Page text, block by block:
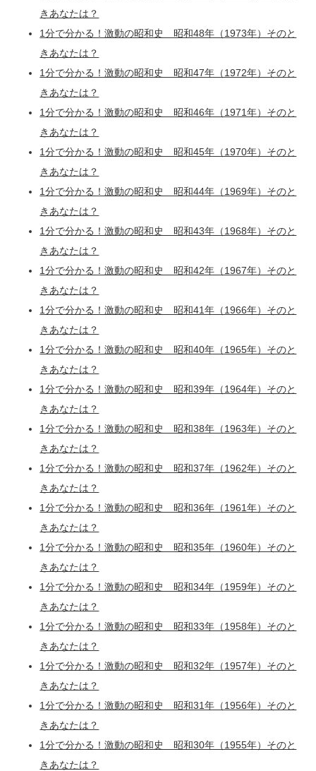
きあなたは？
1分で分かる！激動の昭和史 昭和48年（1973年）そのと
きあなたは？
1分で分かる！激動の昭和史 昭和47年（1972年）そのと
きあなたは？
1分で分かる！激動の昭和史 昭和46年（1971年）そのと
きあなたは？
1分で分かる！激動の昭和史 昭和45年（1970年）そのと
きあなたは？
1分で分かる！激動の昭和史 昭和44年（1969年）そのと
きあなたは？
1分で分かる！激動の昭和史 昭和43年（1968年）そのと
きあなたは？
1分で分かる！激動の昭和史 昭和42年（1967年）そのと
きあなたは？
1分で分かる！激動の昭和史 昭和41年（1966年）そのと
きあなたは？
1分で分かる！激動の昭和史 昭和40年（1965年）そのと
きあなたは？
1分で分かる！激動の昭和史 昭和39年（1964年）そのと
きあなたは？
1分で分かる！激動の昭和史 昭和38年（1963年）そのと
きあなたは？
1分で分かる！激動の昭和史 昭和37年（1962年）そのと
きあなたは？
1分で分かる！激動の昭和史 昭和36年（1961年）そのと
きあなたは？
1分で分かる！激動の昭和史 昭和35年（1960年）そのと
きあなたは？
1分で分かる！激動の昭和史 昭和34年（1959年）そのと
きあなたは？
1分で分かる！激動の昭和史 昭和33年（1958年）そのと
きあなたは？
1分で分かる！激動の昭和史 昭和32年（1957年）そのと
きあなたは？
1分で分かる！激動の昭和史 昭和31年（1956年）そのと
きあなたは？
1分で分かる！激動の昭和史 昭和30年（1955年）そのと
きあなたは？